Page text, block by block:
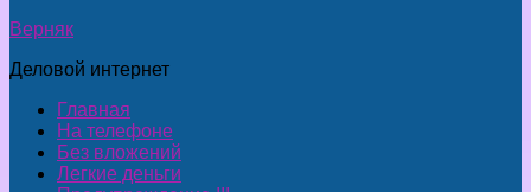
Верняк
Деловой интернет
Главная
На телефоне
Без вложений
Легкие деньги